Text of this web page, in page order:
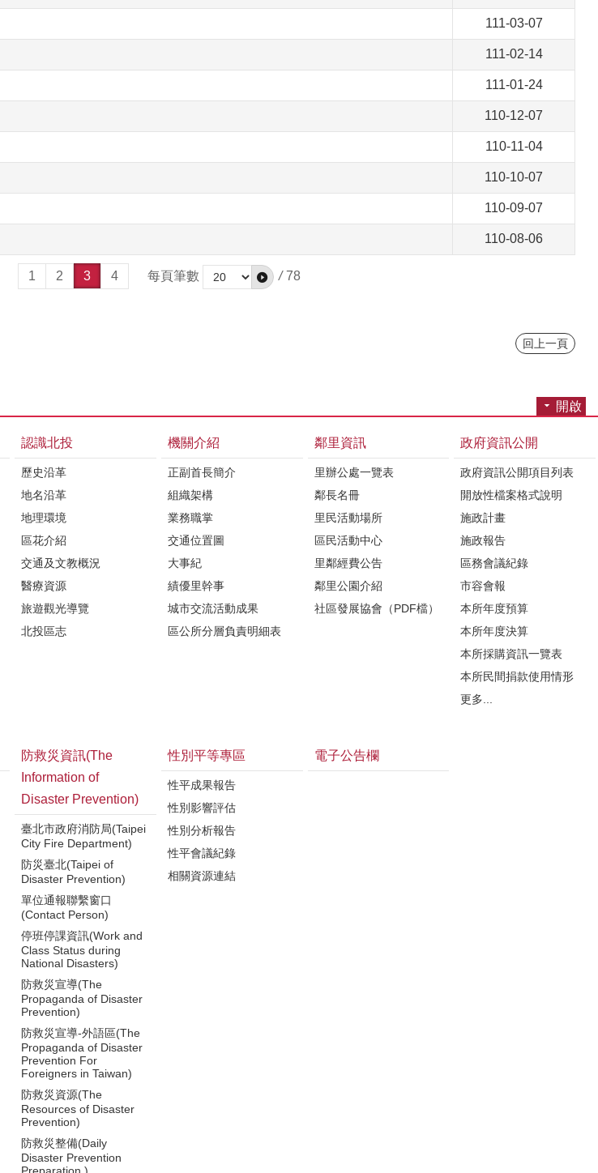
111-03-07
111-02-14
111-01-24
110-12-07
110-11-04
110-10-07
110-09-07
110-08-06
1 2 3 4 每頁筆數 / 78
回上一頁
開啟
認識北投
歷史沿革
地名沿革
地理環境
區花介紹
交通及文教概況
醫療資源
旅遊觀光導覽
北投區志
機關介紹
正副首長簡介
組織架構
業務職掌
交通位置圖
大事紀
績優里幹事
城市交流活動成果
區公所分層負責明細表
鄰里資訊
里辦公處一覽表
鄰長名冊
里民活動場所
區民活動中心
里鄰經費公告
鄰里公園介紹
社區發展協會（PDF檔）
政府資訊公開
政府資訊公開項目列表
開放性檔案格式說明
施政計畫
施政報告
區務會議紀錄
市容會報
本所年度預算
本所年度決算
本所採購資訊一覽表
本所民間捐款使用情形
更多...
防救災資訊(The
Information of
Disaster Prevention)
臺北市政府消防局(Taipei
City Fire Department)
防災臺北(Taipei of
Disaster Prevention)
單位通報聯繫窗口
(Contact Person)
停班停課資訊(Work and
Class Status during
National Disasters)
防救災宣導(The
Propaganda of Disaster
Prevention)
防救災宣導-外語區(The
Propaganda of Disaster
Prevention For
Foreigners in Taiwan)
防救災資源(The
Resources of Disaster
Prevention)
防救災整備(Daily
Disaster Prevention
性別平等專區
性平成果報告
性別影響評估
性別分析報告
性平會議紀錄
相關資源連結
電子公告欄